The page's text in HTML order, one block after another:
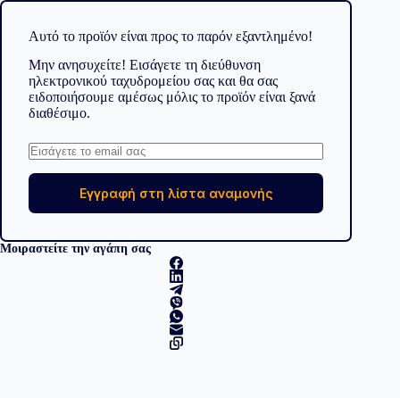
Αυτό το προϊόν είναι προς το παρόν εξαντλημένο!
Μην ανησυχείτε! Εισάγετε τη διεύθυνση
ηλεκτρονικού ταχυδρομείου σας και θα σας
ειδοποιήσουμε αμέσως μόλις το προϊόν είναι ξανά
διαθέσιμο.
Εγγραφή στη λίστα αναμονής
Μοιραστείτε την αγάπη σας